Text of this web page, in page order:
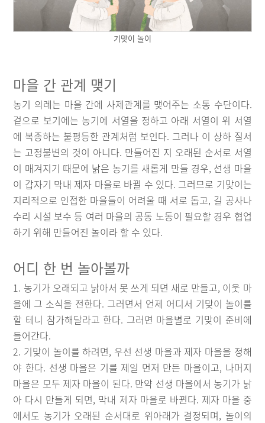
기맞이 놀이
마을 간 관계 맺기
농기 의례는 마을 간에 사제관계를 맺어주는 소통 수단이다.
겉으로 보기에는 농기에 서열을 정하고 아래 서열이 위 서열
에 복종하는 불평등한 관계처럼 보인다. 그러나 이 상하 질서
는 고정불변의 것이 아니다. 만들어진 지 오래된 순서로 서열
이 매겨지기 때문에 낡은 농기를 새롭게 만들 경우, 선생 마을
이 갑자기 막내 제자 마을로 바뀔 수 있다. 그러므로 기맞이는
지리적으로 인접한 마을들이 어려울 때 서로 돕고, 길 공사나
수리 시설 보수 등 여러 마을의 공동 노동이 필요할 경우 협업
하기 위해 만들어진 놀이라 할 수 있다.
어디 한 번 놀아볼까
1. 농기가 오래되고 낡아서 못 쓰게 되면 새로 만들고, 이웃 마
을에 그 소식을 전한다. 그러면서 언제 어디서 기맞이 놀이를
할 테니 참가해달라고 한다. 그러면 마을별로 기맞이 준비에
들어간다.
2. 기맞이 놀이를 하려면, 우선 선생 마을과 제자 마을을 정해
야 한다. 선생 마을은 기를 제일 먼저 만든 마을이고, 나머지
마을은 모두 제자 마을이 된다. 만약 선생 마을에서 농기가 낡
아 다시 만들게 되면, 막내 제자 마을로 바뀐다. 제자 마을 중
에서도 농기가 오래된 순서대로 위아래가 결정되며, 놀이의